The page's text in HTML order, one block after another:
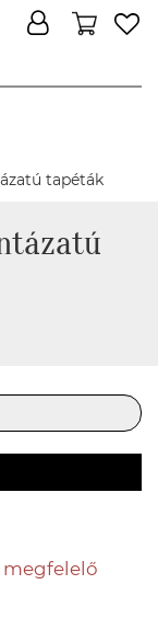
tapéták
megfelelő